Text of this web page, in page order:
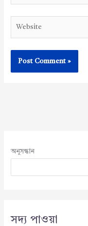
অনুসন্ধান
সদ্য পাওয়া